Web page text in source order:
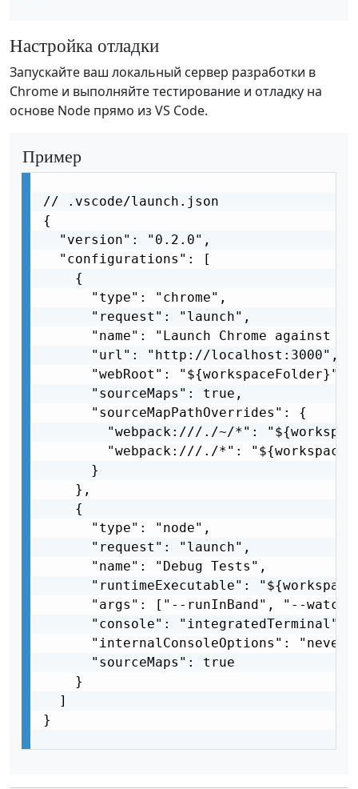
Настройка отладки
Запускайте ваш локальный сервер разработки в
Chrome и выполняйте тестирование и отладку на
основе Node прямо из VS Code.
Пример
// .vscode/launch.json
{
  "version": "0.2.0",
  "configurations": [
    {
      "type": "chrome",
      "request": "launch",
"name": "Launch Chrome against
      "url": "http://localhost:3000",
      "webRoot": "${workspaceFolder}",
      "sourceMaps": true,
      "sourceMapPathOverrides": {
"webpack:///./~/*":
"webpack:///./*":
      }
    },
    {
      "type": "node",
      "request": "launch",
      "name": "Debug Tests",
"runtimeExecutable":
"args": ["--runInBand", "--
      "console": "integratedTerminal",
"internalConsoleOptions":
      "sourceMaps": true
    }
  ]
}